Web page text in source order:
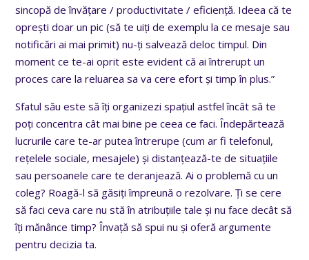
sincopă de învățare / productivitate / eficiență. Ideea că te
oprești doar un pic (să te uiți de exemplu la ce mesaje sau
notificări ai mai primit) nu-ți salvează deloc timpul. Din
moment ce te-ai oprit este evident că ai întrerupt un
proces care la reluarea sa va cere efort și timp în plus.”
Sfatul său este să îți organizezi spațiul astfel încât să te
poți concentra cât mai bine pe ceea ce faci. Îndepărtează
lucrurile care te-ar putea întrerupe (cum ar fi telefonul,
rețelele sociale, mesajele) și distanțează-te de situațiile
sau persoanele care te deranjează. Ai o problemă cu un
coleg? Roagă-l să găsiți împreună o rezolvare. Ți se cere
să faci ceva care nu stă în atribuțiile tale și nu face decât să
îți mănânce timp? Învață să spui nu și oferă argumente
pentru decizia ta.